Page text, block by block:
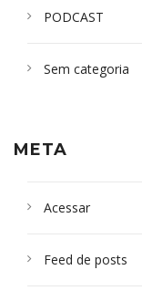
PODCAST
Sem categoria
META
Acessar
Feed de posts